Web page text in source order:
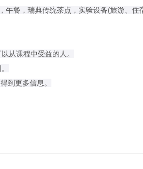
午餐，瑞典传统茶点，实验设备(旅游、住
从课程中受益的人。
得到更多信息。